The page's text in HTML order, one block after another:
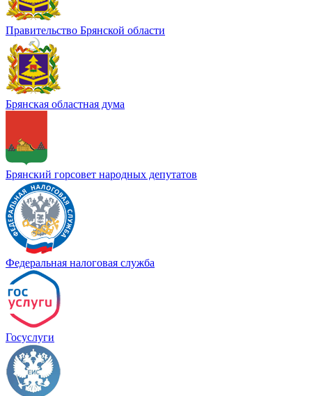
Правительство Брянской области
Брянская областная дума
Брянский горсовет народных депутатов
Федеральная налоговая служба
Госуслуги